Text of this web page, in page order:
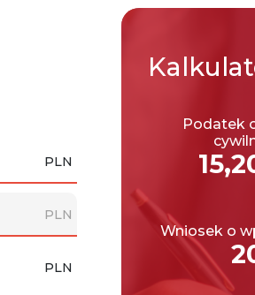
Podatek
Wniosek o
PLN
PLN
PLN